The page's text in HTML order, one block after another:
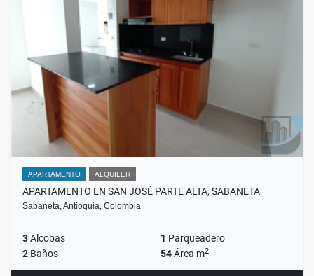
APARTAMENTO ALQUILER
APARTAMENTO EN SAN JOSÉ PARTE ALTA, SABANETA
Sabaneta, Antioquia, Colombia
3Alcobas 1 Parqueadero
2 Baños 54Área m2